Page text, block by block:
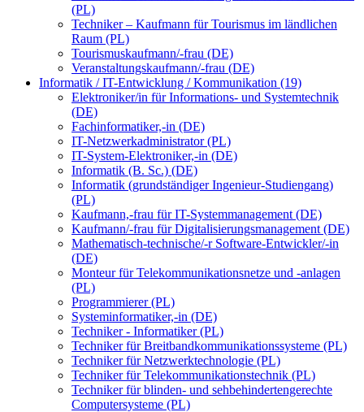
(PL)
Techniker – Kaufmann für Tourismus im ländlichen
Raum (PL)
Tourismuskaufmann/-frau (DE)
Veranstaltungskaufmann/-frau (DE)
Informatik / IT-Entwicklung / Kommunikation (19)
Elektroniker/in für Informations- und Systemtechnik
(DE)
Fachinformatiker,-in (DE)
IT-Netzwerkadministrator (PL)
IT-System-Elektroniker,-in (DE)
Informatik (B. Sc.) (DE)
Informatik (grundständiger Ingenieur-Studiengang)
(PL)
Kaufmann,-frau für IT-Systemmanagement (DE)
Kaufmann/-frau für Digitalisierungsmanagement (DE)
Mathematisch-technische/-r Software-Entwickler/-in
(DE)
Monteur für Telekommunikationsnetze und -anlagen
(PL)
Programmierer (PL)
Systeminformatiker,-in (DE)
Techniker - Informatiker (PL)
Techniker für Breitbandkommunikationssysteme (PL)
Techniker für Netzwerktechnologie (PL)
Techniker für Telekommunikationstechnik (PL)
Techniker für blinden- und sehbehindertengerechte
Computersysteme (PL)